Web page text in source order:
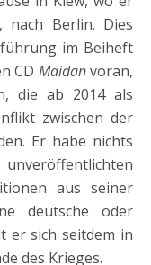
nach Berlin. Dies
im Beiheft
CD Maidanvoran,
die ab 2014 als
zwischen der
Er habe nichts
aus seiner
deutsche oder
er sich seitdem in
des Krieges.